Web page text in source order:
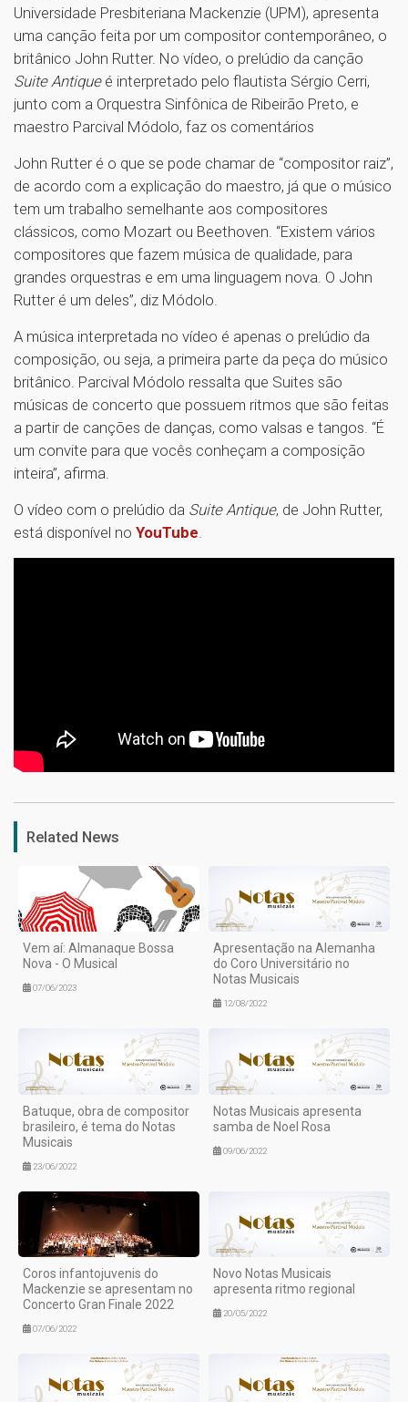
Universidade Presbiteriana Mackenzie (UPM), apresenta
uma canção feita por um compositor contemporâneo, o
britânico John Rutter. No vídeo, o prelúdio da canção
Suite Antiqueé interpretado pelo flautista Sérgio Cerri,
junto com a Orquestra Sinfônica de Ribeirão Preto, e
maestro Parcival Módolo, faz os comentários
John Rutter é o que se pode chamar de “compositor raiz”,
de acordo com a explicação do maestro, já que o músico
tem um trabalho semelhante aos compositores
clássicos, como Mozart ou Beethoven. “Existem vários
compositores que fazem música de qualidade, para
grandes orquestras e em uma linguagem nova. O John
Rutter é um deles”, diz Módolo.
A música interpretada no vídeo é apenas o prelúdio da
composição, ou seja, a primeira parte da peça do músico
britânico. Parcival Módolo ressalta que Suites são
músicas de concerto que possuem ritmos que são feitas
a partir de canções de danças, como valsas e tangos. “É
um convite para que vocês conheçam a composição
inteira”, afirma.
O vídeo com o prelúdio da Suite Antique, de John Rutter,
está disponível no YouTube
1
Related News
Vem aí: Almanaque Bossa
Nova - O Musical
07/06/2023
Apresentação na Alemanha
do Coro Universitário no
Notas Musicais
12/08/2022
Batuque, obra de compositor
brasileiro, é tema do Notas
Musicais
23/06/2022
Notas Musicais apresenta
samba de Noel Rosa
09/06/2022
Coros infantojuvenis do
Mackenzie se apresentam no
Concerto Gran Finale 2022
07/06/2022
Novo Notas Musicais
apresenta ritmo regional
20/05/2022